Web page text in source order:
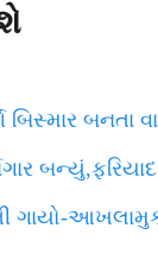
બનતા
ગાયો-